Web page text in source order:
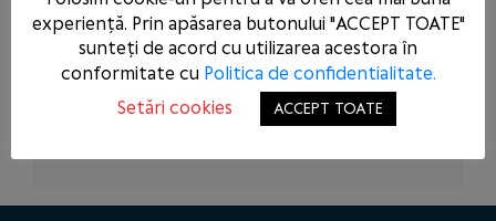
PE CONDAMNATUL DOMINIC FRITZ
PSD A REZOLVAT ASTĂZI ÎN
REZOLVA GUVERNUL DEMIS PRIN
experiență. Prin apăsarea butonului "ACCEPT TOATE"
sunteți de acord cu utilizarea acestora în
conformitate cu Politica de confidentialitate.
Setări cookies
ACCEPT TOATE